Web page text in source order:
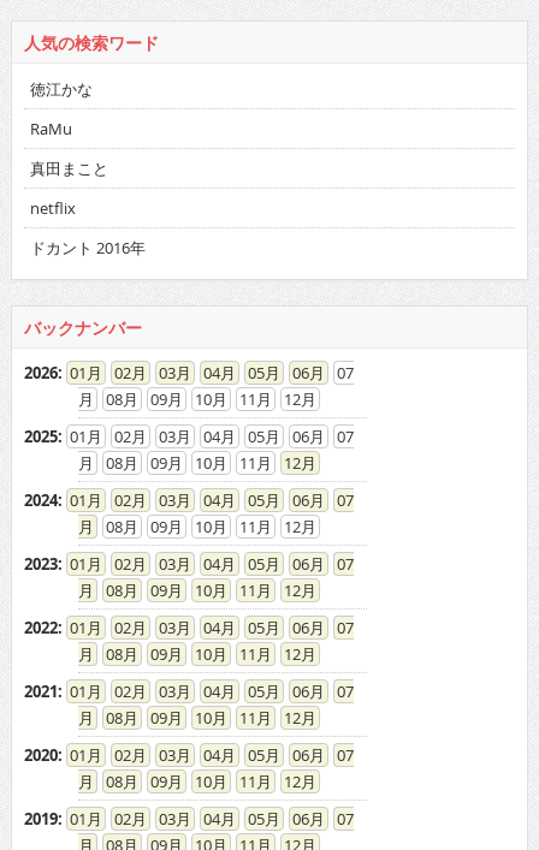
人気の検索ワード
徳江かな
RaMu
真田まこと
netflix
ドカント 2016年
バックナンバー
2026: 01 02 03 04 05 06
07
08
09 10 11
12
2025: 01 02 03 04 05 06
07
08
09 10 11
12
2024: 01 02 03 04 05 06
07
08
09 10 11
12
2023: 01 02 03 04 05 06
07
08
09 10 11
12
2022: 01 02 03 04 05 06
07
08
09 10 11
12
2021: 01 02 03 04 05 06
07
08
09 10 11
12
2020: 01 02 03 04 05 06
07
08
09 10 11
12
2019: 01 02 03 04 05 06
07
08
09 10 11
12